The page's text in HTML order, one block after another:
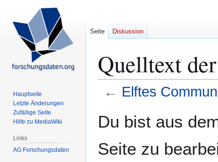
Quelltext
← Elftes
Navigation
Suche
Du bist aus
Seite zu
Seite Diskussion
Hauptseite
Letzte Änderungen
Zufällige Seite
Hilfe zu MediaWiki
Links
AG Forschungsdaten